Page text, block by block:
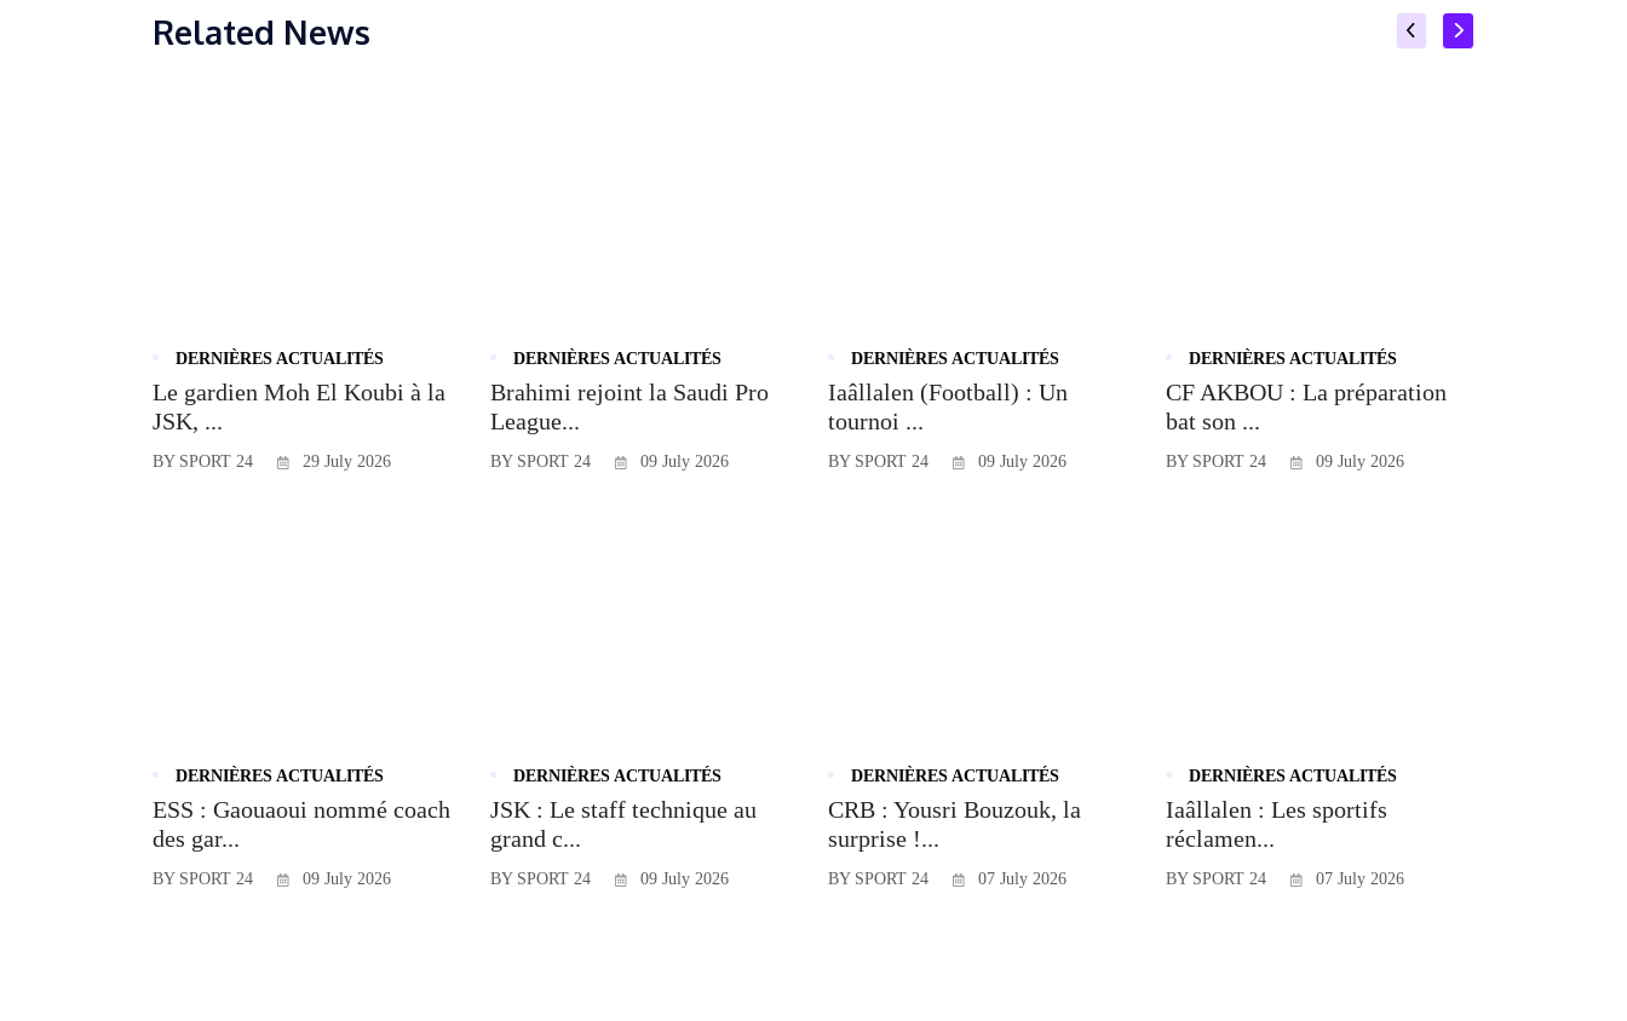
Related News
DERNIÈRES ACTUALITÉS
Le gardien Moh El Koubi à la
JSK, ...
BY SPORT 24 29 July 2026
DERNIÈRES ACTUALITÉS
Brahimi rejoint la Saudi Pro
League...
BY SPORT 24 09 July 2026
DERNIÈRES ACTUALITÉS
Iaâllalen (Football) : Un
tournoi ...
BY SPORT 24 09 July 2026
DERNIÈRES ACTUALITÉS
CF AKBOU : La préparation
bat son ...
BY SPORT 24 09 July 2026
DERNIÈRES ACTUALITÉS
ESS : Gaouaoui nommé coach
des gar...
BY SPORT 24 09 July 2026
DERNIÈRES ACTUALITÉS
JSK : Le staff technique au
grand c...
BY SPORT 24 09 July 2026
DERNIÈRES ACTUALITÉS
CRB : Yousri Bouzouk, la
surprise !...
BY SPORT 24 07 July 2026
DERNIÈRES ACTUALITÉS
Iaâllalen : Les sportifs
réclamen...
BY SPORT 24 07 July 2026